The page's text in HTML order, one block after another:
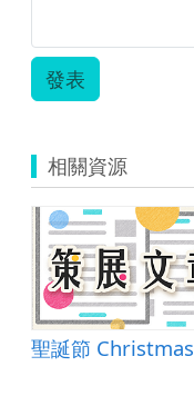
發表
相關資源
聖誕節 Christmas